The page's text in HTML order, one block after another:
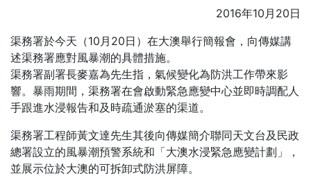
2016年10月20日
渠務署於今天（10月20日）在大澳舉行簡報會，向傳媒講
述渠務署應對風暴潮的具體措施。
渠務署副署長麥嘉為先生指，氣候變化為防洪工作帶來影
響。暴雨期間，渠務署在會啟動緊急應變中心並即時調配人
手跟進水浸報告和及時疏通淤塞的渠道。
渠務署工程師黃文達先生其後向傳媒簡介聯同天文台及民政
總署設立的風暴潮預警系統和「大澳水浸緊急應變計劃」，
並展示位於大澳的可拆卸式防洪屏障。